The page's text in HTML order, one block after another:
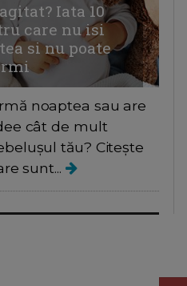
Iata 10
care nu isi
si nu poate
noaptea sau are
cât de mult
tău? Citește
sunt...